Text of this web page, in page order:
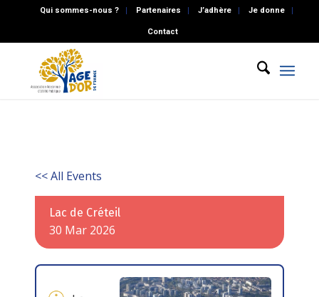
Qui sommes-nous ? Partenaires J’adhère Je donne
Contact
<< All Events
Lac de Créteil
30 Mar 2026